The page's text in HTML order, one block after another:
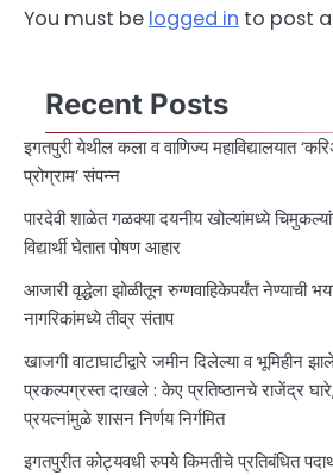
You must be logged in to post
Recent Posts
इगतपुरी येथील कला व वाणिज्य महाविद्यालयात
प्रोग्राम’ संपन्न
पारदेवी शाळेत गळक्या दयनीय खोल्यांमध्ये
विद्यार्थी घेतात पोषण आहार
आजारी वृद्धेला झोळीतून रुग्णवाहिकेपर्यंत नेण्याची
नागरिकांमध्ये तीव्र संताप
खाजगी वाटाघाटीद्वारे जमीन दिलेल्या व भूमिहीन
प्रकल्पग्रस्त दाखले : केए प्रतिष्ठानचे राजेंद्र
प्रयत्नांमुळे शासन निर्णय निर्गमित
इगतपुरीत कोट्यवधी रुपये किमतीचे प्रतिबंधित